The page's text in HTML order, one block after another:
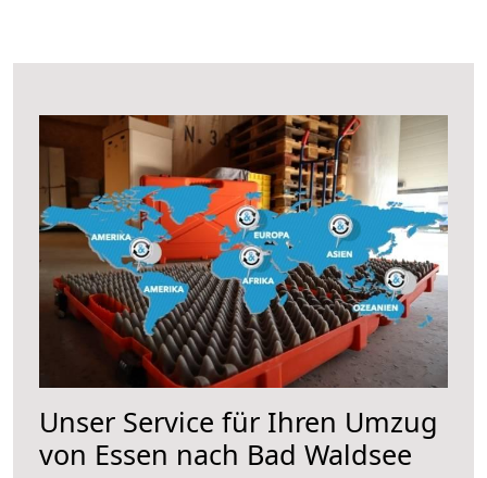
Unser Service für Ihren Umzug
von Essen nach Bad Waldsee